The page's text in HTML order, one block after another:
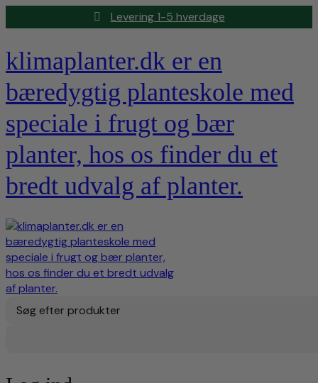
Levering 1-5 hverdage
klimaplanter.dk er en
bæredygtig planteskole med
speciale i frugt og bær
planter, hos os finder du et
bredt udvalg af planter.
Søg efter produkter